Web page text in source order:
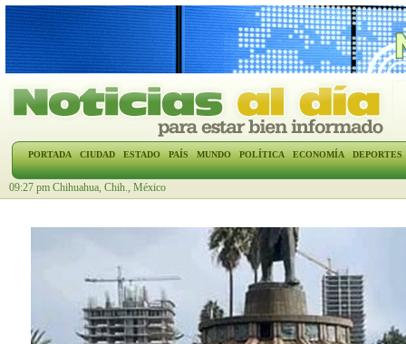
PORTADA CIUDAD ESTADO PAÍS MUNDO POLÍTICA ECONOMÍA DEPORTES
09:27 pm Chihuahua, Chih., México